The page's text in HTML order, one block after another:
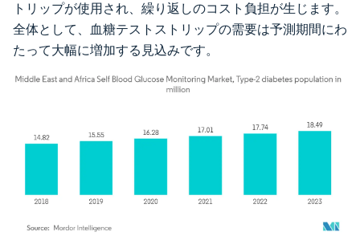
トリップが使用され、繰り返しのコスト負担が生じます。
全体として、血糖テストストリップの需要は予測期間にわ
たって大幅に増加する見込みです。